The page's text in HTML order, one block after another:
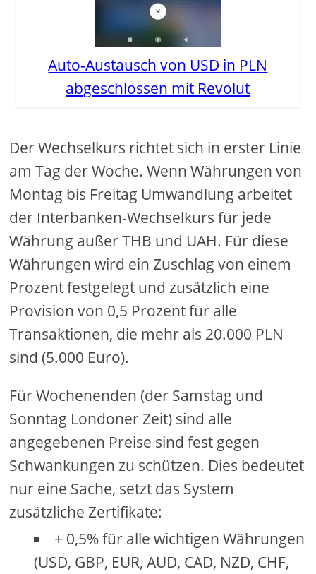
Auto-Austausch von USD in PLN
abgeschlossen mit Revolut
Der Wechselkurs richtet sich in erster Linie
am Tag der Woche. Wenn Währungen von
Montag bis Freitag Umwandlung arbeitet
der Interbanken-Wechselkurs für jede
Währung außer THB und UAH. Für diese
Währungen wird ein Zuschlag von einem
Prozent festgelegt und zusätzlich eine
Provision von 0,5 Prozent für alle
Transaktionen, die mehr als 20.000 PLN
sind (5.000 Euro).
Für Wochenenden (der Samstag und
Sonntag Londoner Zeit) sind alle
angegebenen Preise sind fest gegen
Schwankungen zu schützen. Dies bedeutet
nur eine Sache, setzt das System
zusätzliche Zertifikate:
+ 0,5% für alle wichtigen Währungen
(USD, GBP, EUR, AUD, CAD, NZD, CHF,